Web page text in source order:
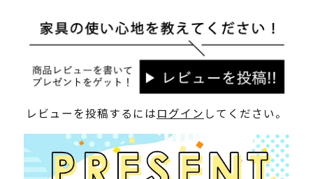
レビューを投稿するにはログイン してください。